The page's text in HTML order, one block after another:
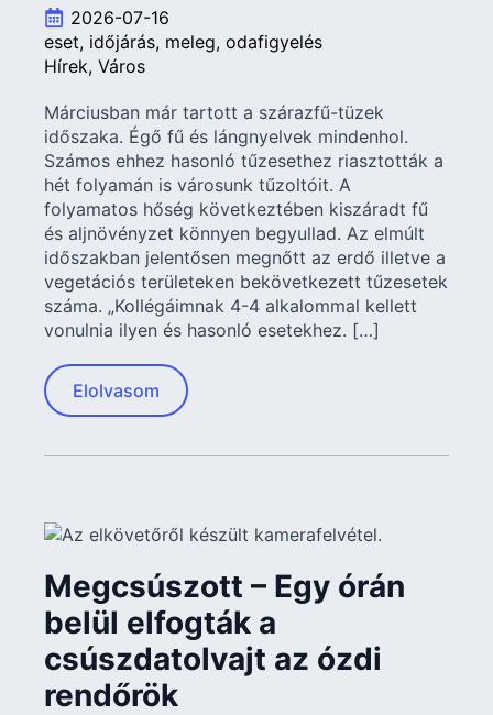
2026-07-16
eset időjárás meleg odafigyelés
Hírek Város
Márciusban már tartott a szárazfű-tüzek
időszaka. Égő fű és lángnyelvek mindenhol.
Számos ehhez hasonló tűzesethez riasztották a
hét folyamán is városunk tűzoltóit. A
folyamatos hőség következtében kiszáradt fű
és aljnövényzet könnyen begyullad. Az elmúlt
időszakban jelentősen megnőtt az erdő illetve a
vegetációs területeken bekövetkezett tűzesetek
száma. „Kollégáimnak 4-4 alkalommal kellett
vonulnia ilyen és hasonló esetekhez. […]
Elolvasom
Megcsúszott – Egy órán
belül elfogták a
csúszdatolvajt az ózdi
rendőrök